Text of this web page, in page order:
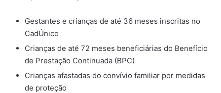
Gestantes e crianças de até 36 meses inscritas no
CadÚnico
Crianças de até 72 meses beneficiárias do Benefício
de Prestação Continuada (BPC)
Crianças afastadas do convívio familiar por medidas
de proteção